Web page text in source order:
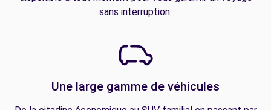
sans interruption.
Une large gamme de véhicules